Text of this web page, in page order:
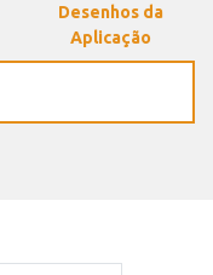
Desenhos da
Aplicação